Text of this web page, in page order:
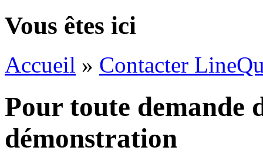
Vous êtes ici
Accueil » Contacter
Pour toute demande
démonstration